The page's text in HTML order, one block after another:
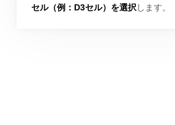
セル（例：D3セル）を選択します。